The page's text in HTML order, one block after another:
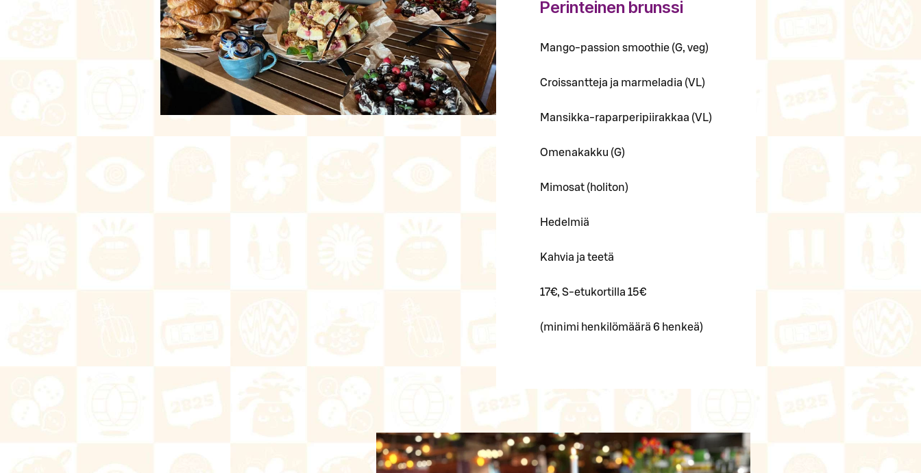
Perinteinen brunssi
Mango-passion smoothie (G, veg)
Croissantteja ja marmeladia (VL)
Mansikka-raparperipiirakkaa (VL)
Omenakakku (G)
Mimosat (holiton)
Hedelmiä
Kahvia ja teetä
17€, S-etukortilla 15€
(minimi henkilömäärä 6 henkeä)